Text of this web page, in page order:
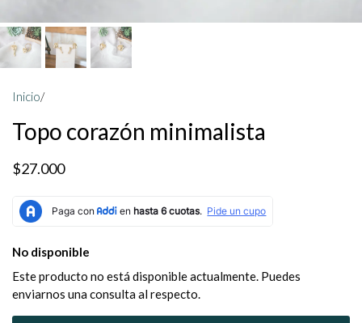
Inicio/
Topo corazón minimalista
$27.000
No disponible
Este producto no está disponible actualmente. Puedes
enviarnos una consulta al respecto.